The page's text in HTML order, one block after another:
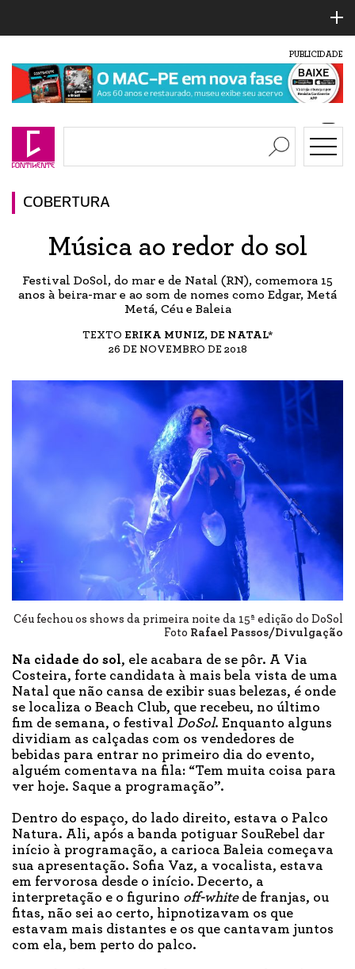
PUBLICIDADE
COBERTURA
Música ao redor do sol
Festival DoSol, do mar e de Natal (RN), comemora 15
anos à beira-mar e ao som de nomes como Edgar, Metá
Metá, Céu e Baleia
TEXTO ERIKA MUNIZ, DE NATAL*
26 DE NOVEMBRO DE 2018
Céu fechou os shows da primeira noite da 15ª edição do DoSol
Foto Rafael Passos/Divulgação
Na cidade do sol, ele acabara de se pôr. A Via
Costeira, forte candidata à mais bela vista de uma
Natal que não cansa de exibir suas belezas, é onde
se localiza o Beach Club, que recebeu, no último
fim de semana, o festival DoSol. Enquanto alguns
dividiam as calçadas com os vendedores de
bebidas para entrar no primeiro dia do evento,
alguém comentava na fila: “Tem muita coisa para
ver hoje. Saque a programação”.
Dentro do espaço, do lado direito, estava o Palco
Natura. Ali, após a banda potiguar SouRebel dar
início à programação, a carioca Baleia começava
sua apresentação. Sofia Vaz, a vocalista, estava
em fervorosa desde o início. Decerto, a
interpretação e o figurino off-whitede franjas, ou
fitas, não sei ao certo, hipnotizavam os que
estavam mais distantes e os que cantavam juntos
com ela, bem perto do palco.